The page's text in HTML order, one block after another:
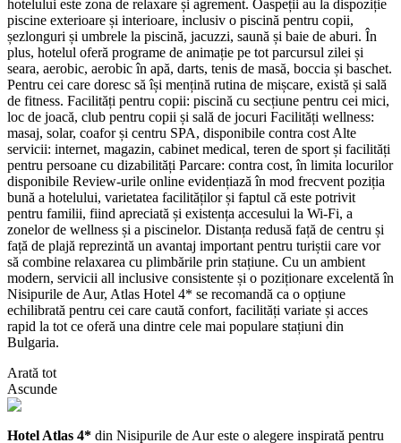
hotelului este zona de relaxare și agrement. Oaspeții au la dispoziție
piscine exterioare și interioare, inclusiv o piscină pentru copii,
șezlonguri și umbrele la piscină, jacuzzi, saună și baie de aburi. În
plus, hotelul oferă programe de animație pe tot parcursul zilei și
seara, aerobic, aerobic în apă, darts, tenis de masă, boccia și baschet.
Pentru cei care doresc să își mențină rutina de mișcare, există și sală
de fitness. Facilități pentru copii: piscină cu secțiune pentru cei mici,
loc de joacă, club pentru copii și sală de jocuri Facilități wellness:
masaj, solar, coafor și centru SPA, disponibile contra cost Alte
servicii: internet, magazin, cabinet medical, teren de sport și facilități
pentru persoane cu dizabilități Parcare: contra cost, în limita locurilor
disponibile Review-urile online evidențiază în mod frecvent poziția
bună a hotelului, varietatea facilităților și faptul că este potrivit
pentru familii, fiind apreciată și existența accesului la Wi‑Fi, a
zonelor de wellness și a piscinelor. Distanța redusă față de centru și
față de plajă reprezintă un avantaj important pentru turiștii care vor
să combine relaxarea cu plimbările prin stațiune. Cu un ambient
modern, servicii all inclusive consistente și o poziționare excelentă în
Nisipurile de Aur, Atlas Hotel 4* se recomandă ca o opțiune
echilibrată pentru cei care caută confort, facilități variate și acces
rapid la tot ce oferă una dintre cele mai populare stațiuni din
Bulgaria.
Arată tot
Ascunde
Hotel Atlas 4* din Nisipurile de Aur este o alegere inspirată pentru